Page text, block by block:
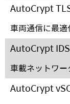
AutoCrypt
車両通信に最
AutoCrypt IDS
車載ネットワ
AutoCrypt